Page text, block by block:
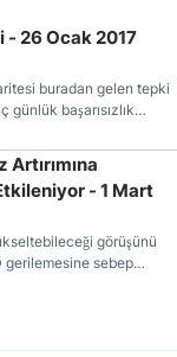
USD/SGD Teknik Analizi - 26 Ocak 2017
buradan gelen tepki
başarısızlık
Artırımına
- 1 Mart
gerilemesine sebep